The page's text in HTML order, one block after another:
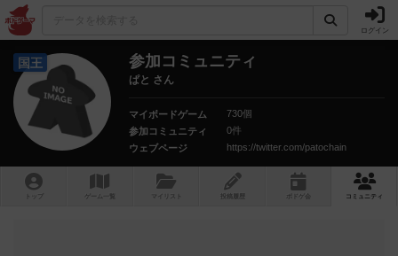
ログイン
国王 参加コミュニティ
ぱと さん
マイボードゲーム
730個
参加コミュニティ
0件
ウェブページ
https://twitter.com/patochain
トップ ゲーム一覧 マイリスト 投稿履歴 ボ ドゲ コミュニティ